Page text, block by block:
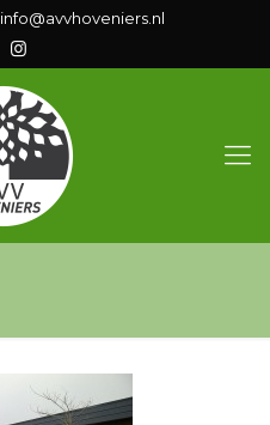
info@avvhoveniers.nl